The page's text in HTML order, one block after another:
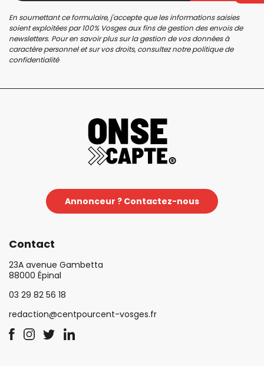
En soumettant ce formulaire, j'accepte que les informations saisies
soient exploitées par 100% Vosges aux fins de gestion des envois de
newsletters. Pour en savoir plus sur la gestion de vos données à
caractère personnel et sur vos droits, consultez notrepolitique de
confidentialité
Annonceur ? Contactez-nous
Contact
23A avenue Gambetta
88000 Épinal
03 29 82 56 18
redaction@centpourcent-vosges.fr